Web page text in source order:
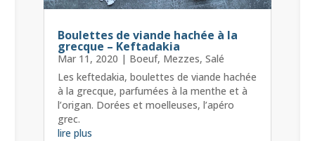
Boulettes de viande hachée à la
grecque – Keftadakia
Mar 11, 2020 | Boeuf, Mezzes, Salé
Les keftedakia, boulettes de viande hachée
à la grecque, parfumées à la menthe et à
l’origan. Dorées et moelleuses, l’apéro
grec.
lire plus